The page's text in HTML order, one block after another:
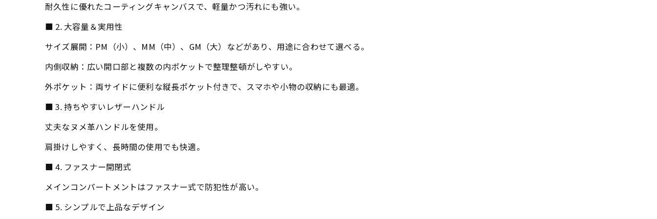
耐久性に優れたコーティングキャンバスで、軽量かつ汚れにも強い。
■ 2. 大容量＆実用性
サイズ展開：PM（小）、MM（中）、GM（大）などがあり、用途に合わせて選べる。
内側収納：広い開口部と複数の内ポケットで整理整頓がしやすい。
外ポケット：両サイドに便利な縦長ポケット付きで、スマホや小物の収納にも最適。
■ 3. 持ちやすいレザーハンドル
丈夫なヌメ革ハンドルを使用。
肩掛けしやすく、長時間の使用でも快適。
■ 4. ファスナー開閉式
メインコンパートメントはファスナー式で防犯性が高い。
■ 5. シンプルで上品なデザイン